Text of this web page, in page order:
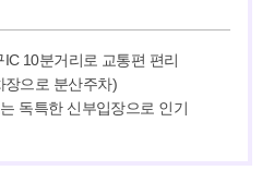
10분거리로 교통편 편리
장으로 분산주차)
독특한 신부입장으로 인기